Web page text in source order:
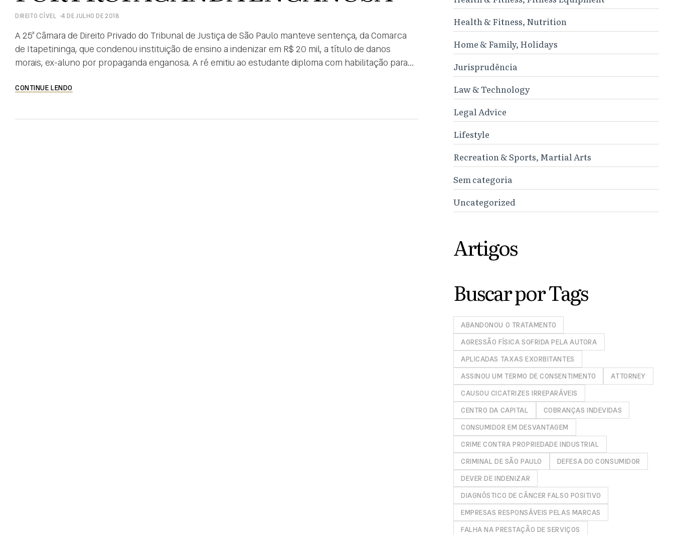
DIREITO CÍVEL 4 DE JULHO DE 2018
A 25ª Câmara de Direito Privado do Tribunal de Justiça de São Paulo manteve sentença, da Comarca
de Itapetininga, que condenou instituição de ensino a indenizar em R$ 20 mil, a título de danos
morais, ex-aluno por propaganda enganosa. A ré emitiu ao estudante diploma com habilitação para
CONTINUE LENDO
Health & Fitness, Nutrition
Home & Family, Holidays
Jurisprudência
Law & Technology
Legal Advice
Lifestyle
Recreation & Sports, Martial Arts
Sem categoria
Uncategorized
Artigos
Buscar por Tags
ABANDONOU O TRATAMENTO
AGRESSÃO FÍSICA SOFRIDA PELA AUTORA
APLICADAS TAXAS EXORBITANTES
ASSINOU UM TERMO DE CONSENTIMENTO
ATTORNEY
CAUSOU CICATRIZES IRREPARÁVEIS
CENTRO DA CAPITAL
COBRANÇAS INDEVIDAS
CONSUMIDOR EM DESVANTAGEM
CRIME CONTRA PROPRIEDADE INDUSTRIAL
CRIMINAL DE SÃO PAULO
DEFESA DO CONSUMIDOR
DEVER DE INDENIZAR
DIAGNÓSTICO DE CÂNCER FALSO POSITIVO
EMPRESAS RESPONSÁVEIS PELAS MARCAS
FALHA NA PRESTAÇÃO DE SERVIÇOS